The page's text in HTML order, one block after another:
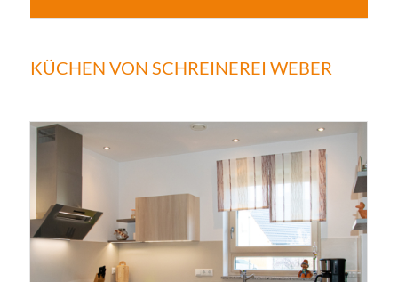
KÜCHEN VON SCHREINEREI WEBER